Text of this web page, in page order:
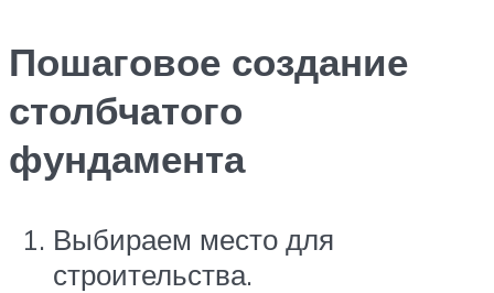
Пошаговое создание
столбчатого
фундамента
Выбираем место для
строительства.